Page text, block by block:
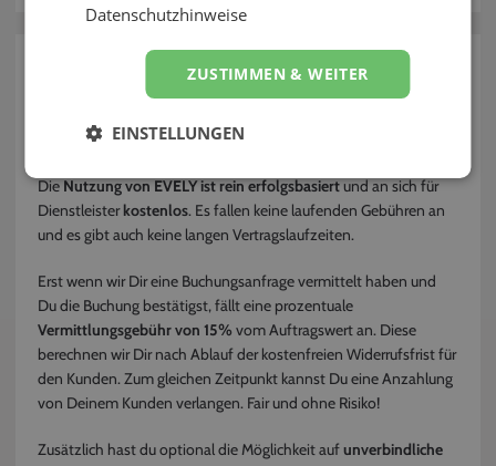
mich als Anbieter?
DieNutzung von EVELY ist rein erfolgsbasiertund an sich für
Dienstleisterkostenlos. Es fallen keine laufenden Gebühren an
und es gibt auch keine langen Vertragslaufzeiten.
Erst wenn wir Dir eine Buchungsanfrage vermittelt haben und
Du die Buchung bestätigst, fällt eine prozentuale
Vermittlungsgebühr von 15% vom Auftragswert an. Diese
berechnen wir Dir nach Ablauf der kostenfreien Widerrufsfrist für
den Kunden. Zum gleichen Zeitpunkt kannst Du eine Anzahlung
von Deinem Kunden verlangen. Fair und ohne Risiko!
Zusätzlich hast du optional die Möglichkeit aufunverbindliche
Datenschutzhinweise
ZUSTIMMEN & WEITER
EINSTELLUNGEN